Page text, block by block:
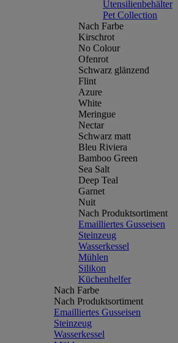
Utensilienbehälter
Pet Collection
Nach Farbe
Kirschrot
No Colour
Ofenrot
Schwarz glänzend
Flint
Azure
White
Meringue
Nectar
Schwarz matt
Bleu Riviera
Bamboo Green
Sea Salt
Deep Teal
Garnet
Nuit
Nach Produktsortiment
Emailliertes Gusseisen
Steinzeug
Wasserkessel
Mühlen
Silikon
Küchenhelfer
Nach Farbe
Nach Produktsortiment
Emailliertes Gusseisen
Steinzeug
Wasserkessel